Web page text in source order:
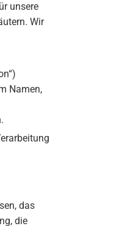
unsere
Wir
Namen,
das
die